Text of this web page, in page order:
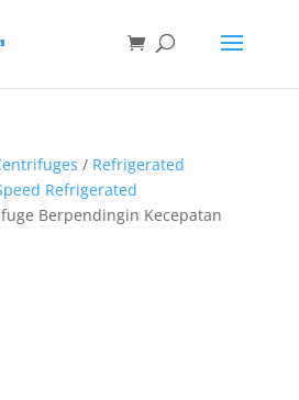
/ Refrigerated
Refrigerated
Berpendingin Kecepatan